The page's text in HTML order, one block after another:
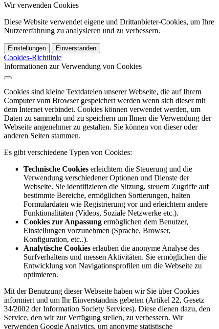
Wir verwenden Cookies
Diese Website verwendet eigene und Drittanbieter-Cookies, um Ihre
Nutzererfahrung zu analysieren und zu verbessern.
Einstellungen Einverstanden
Cookies-Richtlinie
Informationen zur Verwendung von Cookies
Cookies sind kleine Textdateien unserer Webseite, die auf Ihrem
Computer vom Browser gespeichert werden wenn sich dieser mit
dem Internet verbindet. Cookies können verwendet werden, um
Daten zu sammeln und zu speichern um Ihnen die Verwendung der
Webseite angenehmer zu gestalten. Sie können von dieser oder
anderen Seiten stammen.
Es gibt verschiedene Typen von Cookies:
Technische Cookies erleichtern die Steuerung und die
Verwendung verschiedener Optionen und Dienste der
Webseite. Sie identifizieren die Sitzung, steuern Zugriffe auf
bestimmte Bereiche, ermöglichen Sortierungen, halten
Formulardaten wie Registrierung vor und erleichtern andere
Funktionalitäten (Videos, Soziale Netzwerke etc.).
Cookies zur Anpassung ermöglichen dem Benutzer,
Einstellungen vorzunehmen (Sprache, Browser,
Konfiguration, etc..).
Analytische Cookies erlauben die anonyme Analyse des
Surfverhaltens und messen Aktivitäten. Sie ermöglichen die
Entwicklung von Navigationsprofilen um die Webseite zu
optimieren.
Mit der Benutzung dieser Webseite haben wir Sie über Cookies
informiert und um Ihr Einverständnis gebeten (Artikel 22, Gesetz
34/2002 der Information Society Services). Diese dienen dazu, den
Service, den wir zur Verfügung stellen, zu verbessern. Wir
verwenden Google Analytics, um anonyme statistische